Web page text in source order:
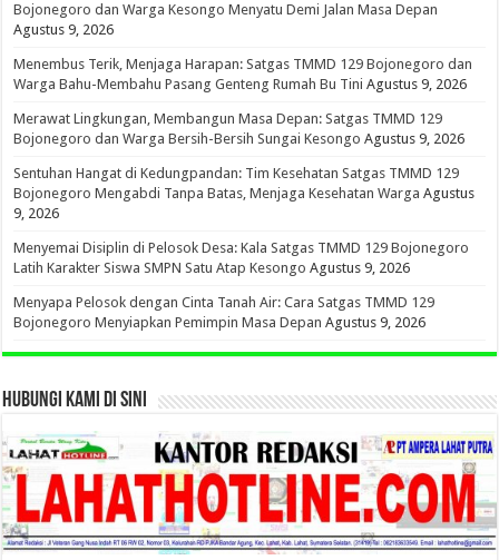
Bojonegoro dan Warga Kesongo Menyatu Demi Jalan Masa Depan
Agustus 9, 2026
Menembus Terik, Menjaga Harapan: Satgas TMMD 129 Bojonegoro dan
Warga Bahu-Membahu Pasang Genteng Rumah Bu Tini Agustus 9, 2026
Merawat Lingkungan, Membangun Masa Depan: Satgas TMMD 129
Bojonegoro dan Warga Bersih-Bersih Sungai Kesongo Agustus 9, 2026
Sentuhan Hangat di Kedungpandan: Tim Kesehatan Satgas TMMD 129
Bojonegoro Mengabdi Tanpa Batas, Menjaga Kesehatan Warga Agustus
9, 2026
Menyemai Disiplin di Pelosok Desa: Kala Satgas TMMD 129 Bojonegoro
Latih Karakter Siswa SMPN Satu Atap Kesongo Agustus 9, 2026
Menyapa Pelosok dengan Cinta Tanah Air: Cara Satgas TMMD 129
Bojonegoro Menyiapkan Pemimpin Masa Depan Agustus 9, 2026
HUBUNGI KAMI DI SINI